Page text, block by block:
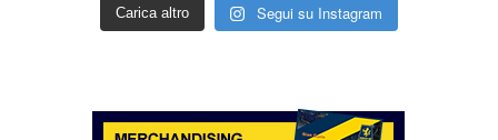
Carica altro Segui su Instagram